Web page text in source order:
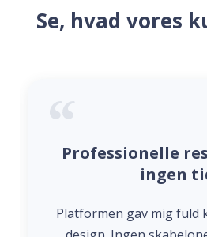
Se, hvad vores
Professionelle
ingen
Platformen gav mig fuld